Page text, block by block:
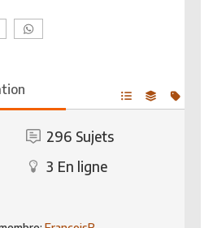
296 Sujets
3 En ligne